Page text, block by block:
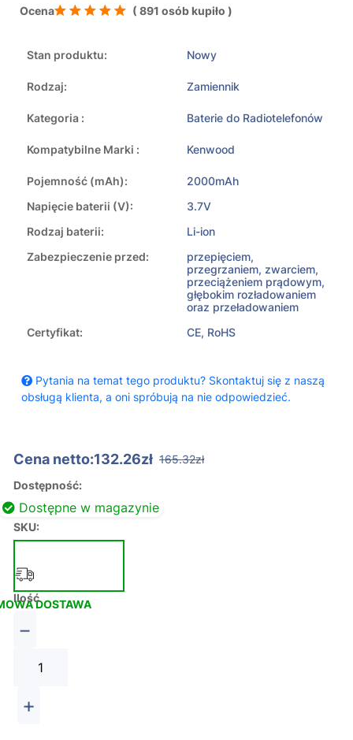
Ocena ( 891 osób kupiło )
Stan produktu: Nowy
Rodzaj: Zamiennik
Kategoria : Baterie do Radiotelefonów
Kompatybilne Marki : Kenwood
Pojemność (mAh):
2000mAh
Napięcie baterii (V):
3.7V
Rodzaj baterii:
Li-ion
Zabezpieczenie przed:
przepięciem,
przegrzaniem, zwarciem,
przeciążeniem prądowym,
głębokim rozładowaniem
oraz przeładowaniem
Certyfikat:
CE, RoHS
Pytania na temat tego produktu? Skontaktuj się z naszą
obsługą klienta, a oni spróbują na nie odpowiedzieć.
Cena netto:132.26zł 165.32zł
Dostępność:
Dostępne w magazynie
SKU:
DOSTAWA
Ilość
−
+